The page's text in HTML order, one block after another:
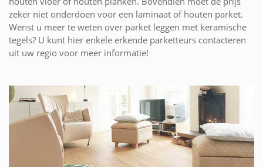
zeker niet onderdoen voor een laminaat of houten parket.
Wenst u meer te weten over parket leggen met keramische
tegels? U kunt hier enkele erkende parketteurs contacteren
uit uw regio voor meer informatie!